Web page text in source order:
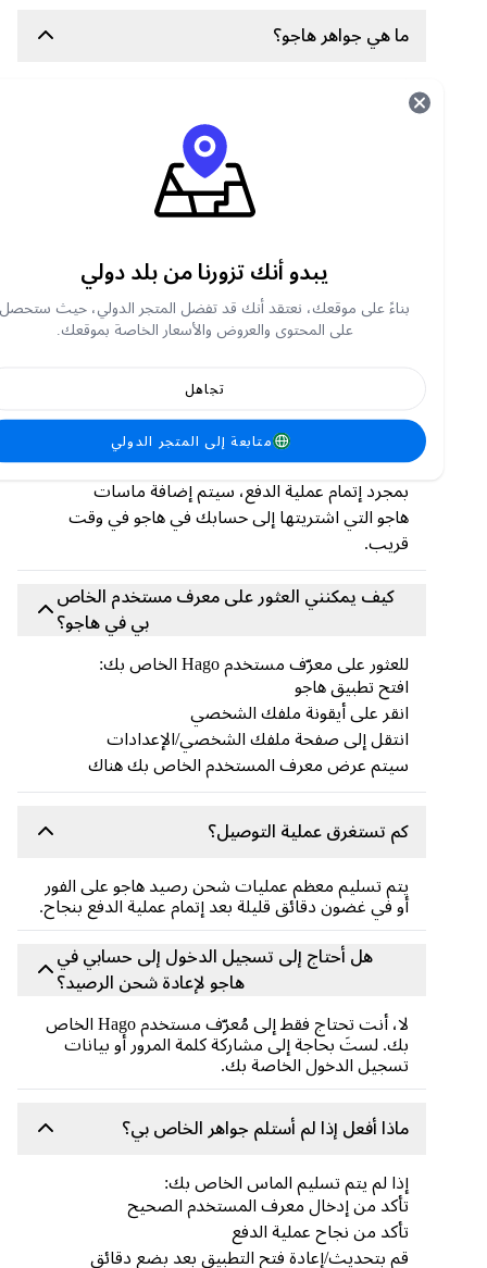
ما هي جواهر هاجو؟
تُستخدم ماسات هاجو كعملة افتراضية داخل التطبيق
للأغراض التالية:
أرسل الهدايا أثناء المحادثات المباشرة والبث المباشر
شارك في أنشطة حصرية داخل التطبيق
كيفية شحن جواهر هاجو في متجر Carry1st ؟
or search for Hago Diamonds
أدخل معرف مستخدم Hago الخاص بك.
اختار طريقة الدفع المفضلة لديك.
بمجرد إتمام عملية الدفع، سيتم إضافة ماسات
هاجو التي اشتريتها إلى حسابك في هاجو في وقت
كيف يمكنني العثور على معرف مستخدم الخاص
بي في هاجو؟
للعثور على معرّف مستخدم Hago الخاص بك:
افتح تطبيق هاجو
انقر على أيقونة ملفك الشخصي
انتقل إلى صفحة ملفك الشخصي/الإعدادات
سيتم عرض معرف المستخدم الخاص بك هناك
كم تستغرق عملية التوصيل؟
يتم تسليم معظم عمليات شحن رصيد هاجو على الفور
أو في غضون دقائق قليلة بعد إتمام عملية الدفع بنجاح.
هل أحتاج إلى تسجيل الدخول إلى حسابي في
هاجو لإعادة شحن الرصيد؟
لا، أنت تحتاج فقط إلى مُعرّف مستخدم Hago الخاص
بك. لستَ بحاجة إلى مشاركة كلمة المرور أو بيانات
تسجيل الدخول الخاصة بك.
ماذا أفعل إذا لم أستلم جواهر الخاص بي؟
إذا لم يتم تسليم الماس الخاص بك:
تأكد من إدخال معرف المستخدم الصحيح
تأكد من نجاح عملية الدفع
قم بتحديث/إعادة فتح التطبيق بعد بضع دقائق
يبدو أنك تزورنا من بلد دولي
بناءً على موقعك، نعتقد أنك قد تفضل المتجر الدولي، حيث ستحصل
على المحتوى والعروض والأسعار الخاصة بموقعك.
متابعة إلى المتجر الدولي